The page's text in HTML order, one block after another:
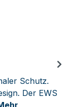
Schutz.
Der EWS